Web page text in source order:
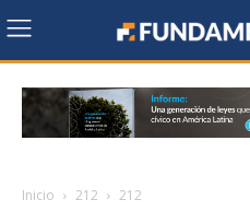
Inicio 212 212